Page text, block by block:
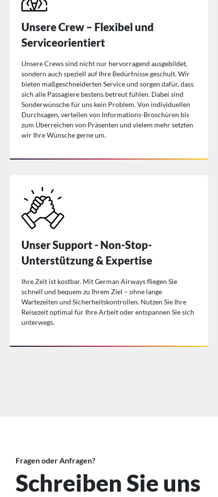
Unsere Crew – Flexibel und
Serviceorientiert
Unsere Crews sind nicht nur hervorragend ausgebildet,
sondern auch speziell auf Ihre Bedürfnisse geschult. Wir
bieten maßgeschneiderten Service und sorgen dafür, dass
sich alle Passagiere bestens betreut fühlen. Dabei sind
Sonderwünsche für uns kein Problem. Von individuellen
Durchsagen, verteilen von Informations-Broschüren bis
zum Überreichen von Präsenten und vielem mehr setzten
wir Ihre Wünsche gerne um.
Unser Support - Non-Stop-
Unterstützung & Expertise
Ihre Zeit ist kostbar. Mit German Airways fliegen Sie
schnell und bequem zu Ihrem Ziel – ohne lange
Wartezeiten und Sicherheitskontrollen. Nutzen Sie Ihre
Reisezeit optimal für Ihre Arbeit oder entspannen Sie sich
unterwegs.
Fragen oder Anfragen?
Schreiben Sie uns